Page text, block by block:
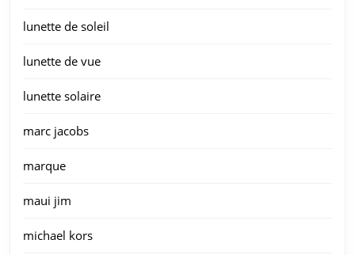
lunette de soleil
lunette de vue
lunette solaire
marc jacobs
marque
maui jim
michael kors